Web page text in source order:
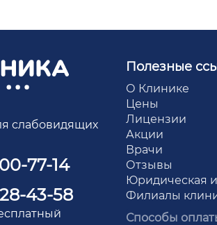
слабовидящих
77-14
43-58
Полезные
О Клинике
Цены
Лицензии
Акции
Врачи
Отзывы
Юридическая
Филиалы
Способы